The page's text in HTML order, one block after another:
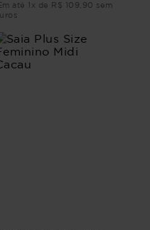
até 1x de R$ 109,90 sem